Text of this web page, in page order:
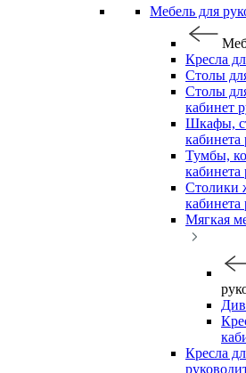
Мебель для
Кресла
Столы
Столы
кабинет
Шкафы,
кабинета
Тумбы,
кабинета
Столики
кабинета
Мягкая
Кресла